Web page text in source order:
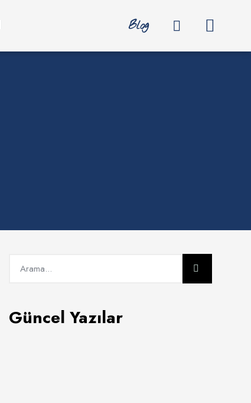
Blog
Güncel Yazılar